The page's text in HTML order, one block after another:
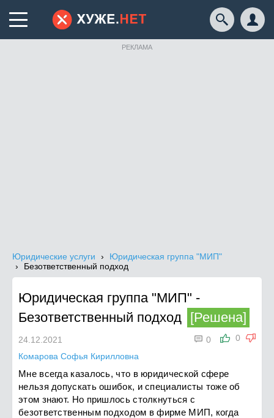
РЕКЛАМА
Юридические услуги
Юридическая группа "МИП"
Безответственный подход
Юридическая группа "МИП" -
Безответственный подход [Решена]
0
 0
24.12.2021
Комарова Софья Кирилловна
Мне всегда казалось, что в юридической сфере
нельзя допускать ошибок, и специалисты тоже об
этом знают. Но пришлось столкнуться с
безответственным подходом в фирме МИП, когда